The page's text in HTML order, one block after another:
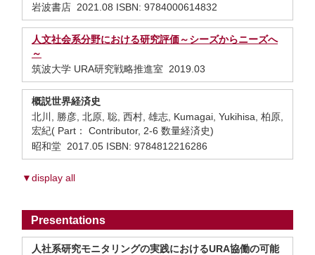
岩波書店 2021.08 ISBN: 9784000614832
人文社会系分野における研究評価～シーズからニーズへ
～
筑波大学 URA研究戦略推進室 2019.03
概説世界経済史
北川, 勝彦, 北原, 聡, 西村, 雄志, Kumagai, Yukihisa, 柏原,
宏紀( Part： Contributor, 2-6 数量経済史)
昭和堂 2017.05 ISBN: 9784812216286
▼display all
Presentations
人社系研究モニタリングの実践におけるURA協働の可能